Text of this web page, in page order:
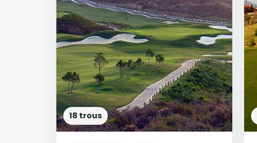
18 trous